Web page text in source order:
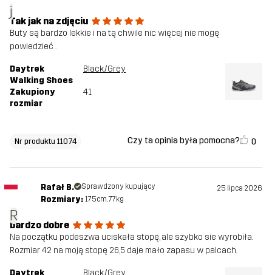
j
Tak jak na zdjęciu
Buty są bardzo lekkie i na tą chwile nic więcej nie mogę
powiedzieć .
Daytrek
Walking Shoes
Black/Grey
Zakupiony
rozmiar
41
Nr produktu 11074 Czy ta opinia była pomocna? 0
R
Rafał B. Sprawdzony kupujący 25 lipca 2026
Rozmiary: 175cm, 77kg
bardzo dobre
Na początku podeszwa uciskała stopę, ale szybko sie wyrobiła.
Rozmiar 42 na moją stopę 26,5 daje mało zapasu w palcach.
Daytrek Black/Grey